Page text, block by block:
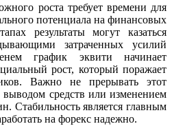
роста требует времени для
потенциала на финансовых
результаты могут казаться
затраченных усилий
график эквити начинает
рост, который поражает
Важно не прерывать этот
средств или изменением
Стабильность является главным
на форекс надежно.